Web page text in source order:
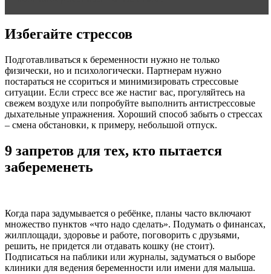
Избегайте стрессов
Подготавливаться к беременности нужно не только
физически, но и психологически. Партнерам нужно
постараться не ссориться и минимизировать стрессовые
ситуации. Если стресс все же настиг вас, прогуляйтесь на
свежем воздухе или попробуйте выполнить антистрессовые
дыхательные упражнения. Хороший способ забыть о стрессах
– смена обстановки, к примеру, небольшой отпуск.
9 запретов для тех, кто пытается
забеременеть
Когда пара задумывается о ребёнке, планы часто включают
множество пунктов «что надо сделать». Подумать о финансах,
жилплощади, здоровье и работе, поговорить с друзьями,
решить, не придется ли отдавать кошку (не стоит).
Подписаться на паблики или журналы, задуматься о выборе
клиники для ведения беременности или имени для малыша.